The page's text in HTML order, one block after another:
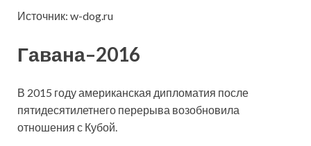
Источник: w-dog.ru
Гавана–2016
В 2015 году американская дипломатия после
пятидесятилетнего перерыва возобновила
отношения с Кубой.